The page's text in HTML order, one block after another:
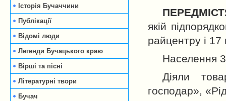
Історія Бучаччини
Публікації
Відомі люди
Легенди Бучацького краю
Вірші та пісні
Літературні твори
Бучач
якій
райцентру і 17
Населення
Діяли
господар»,